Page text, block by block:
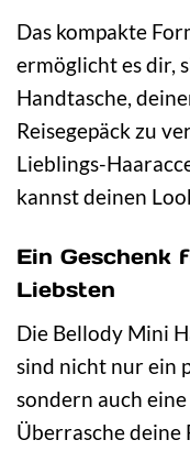
Das kompakte
ermöglicht es dir,
Handtasche,
Reisegepäck zu
Lieblings-
kannst deinen
Ein Geschenk
Liebsten
Die Bellody Mini
sind nicht nur ein
sondern auch
Überrasche deine